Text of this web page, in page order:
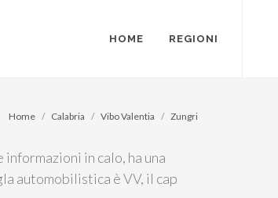
HOME REGIONI
in calo, ha una
automobilistica è VV, il cap
Home Calabria Vibo Valentia Zungri